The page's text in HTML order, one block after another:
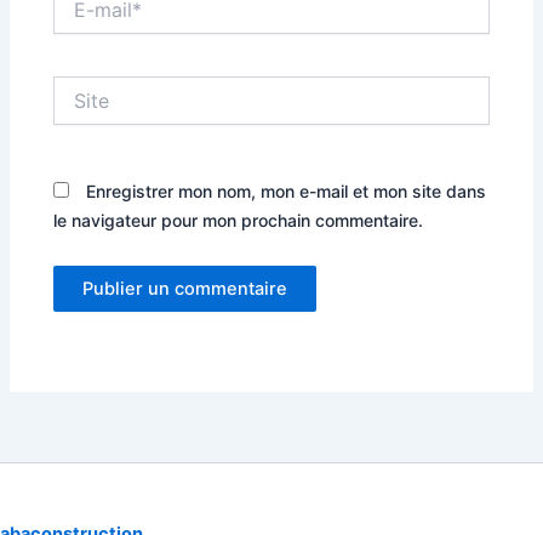
mail*
Enregistrer mon nom, mon e-mail et mon site dans
le navigateur pour mon prochain commentaire.